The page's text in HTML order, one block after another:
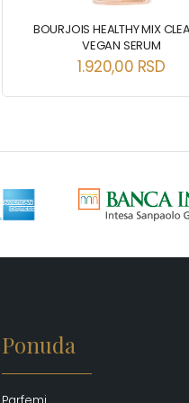
BOURJOIS HEALTHY MIX
VEGAN SERUM
1.920,00 RSD
Ponuda